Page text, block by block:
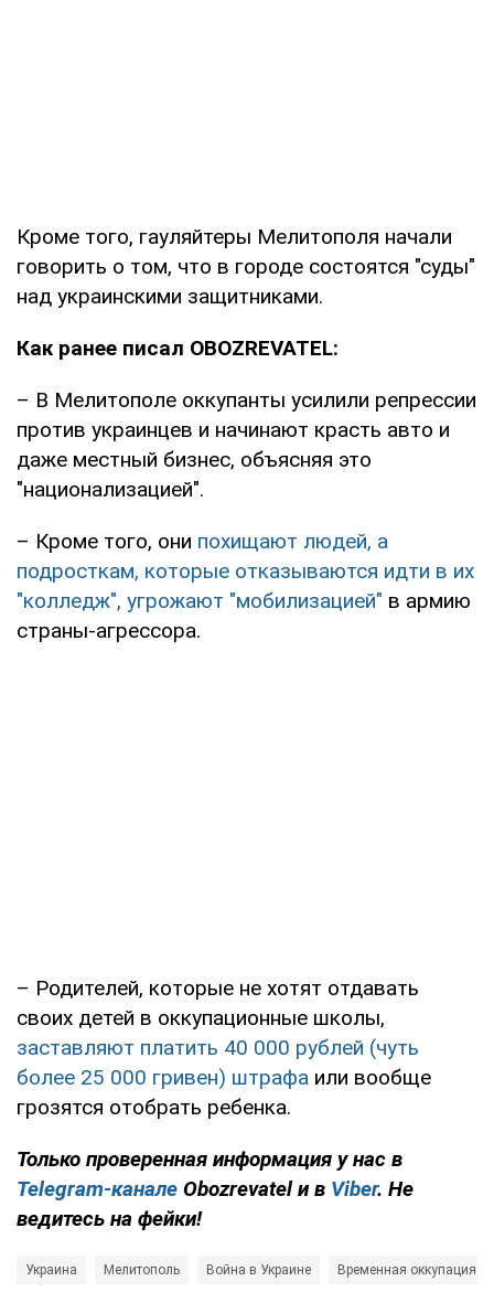
Кроме того, гауляйтеры Мелитополя начали
говорить о том, что в городе состоятся "суды"
над украинскими защитниками.
Как ранее писал OBOZREVATEL:
– В Мелитополе оккупанты усилили репрессии
против украинцев и начинают красть авто и
даже местный бизнес, объясняя это
"национализацией".
– Кроме того, они похищают людей, а
подросткам, которые отказываются идти в их
"колледж", угрожают "мобилизацией" в армию
страны-агрессора.
– Родителей, которые не хотят отдавать
своих детей в оккупационные школы,
заставляют платить 40 000 рублей (чуть
более 25 000 гривен) штрафа или вообще
грозятся отобрать ребенка.
Только проверенная информация у нас в
Telegram-канале Obozrevatel и в Viber. Не
ведитесь на фейки!
Украина Мелитополь Война в Украине Временная оккупация